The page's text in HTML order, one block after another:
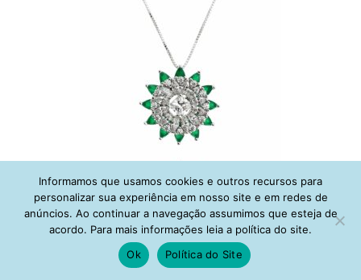
Colar Esmeralda Leitosa Com Zirconias Cristais Semi Joias
Informamos que usamos cookies e outros recursos para
personalizar sua experiência em nosso site e em redes de
anúncios. Ao continuar a navegação assumimos que esteja de
acordo. Para mais informações leia a política do site.
Ok
Política do Site